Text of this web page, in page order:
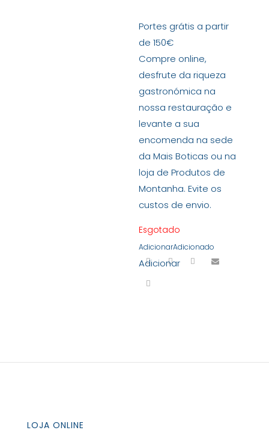
Portes grátis a partir
de 150€
Compre online,
desfrute da riqueza
gastronómica na
nossa restauração e
levante a sua
encomenda na sede
da Mais Boticas ou na
loja de Produtos de
Montanha. Evite os
custos de envio.
Esgotado
AdicionarAdicionado
Adicionar
LOJA ONLINE